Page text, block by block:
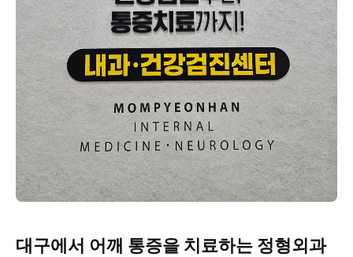
대구에서 어깨 통증을 치료하는 정형외과